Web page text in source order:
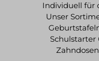
Individuell für
Unser
Schulstarter